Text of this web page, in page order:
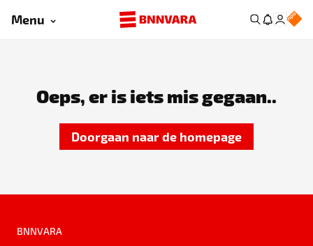
Menu
Oeps, er is iets mis gegaan..
Doorgaan naar de homepage
BNNVARA